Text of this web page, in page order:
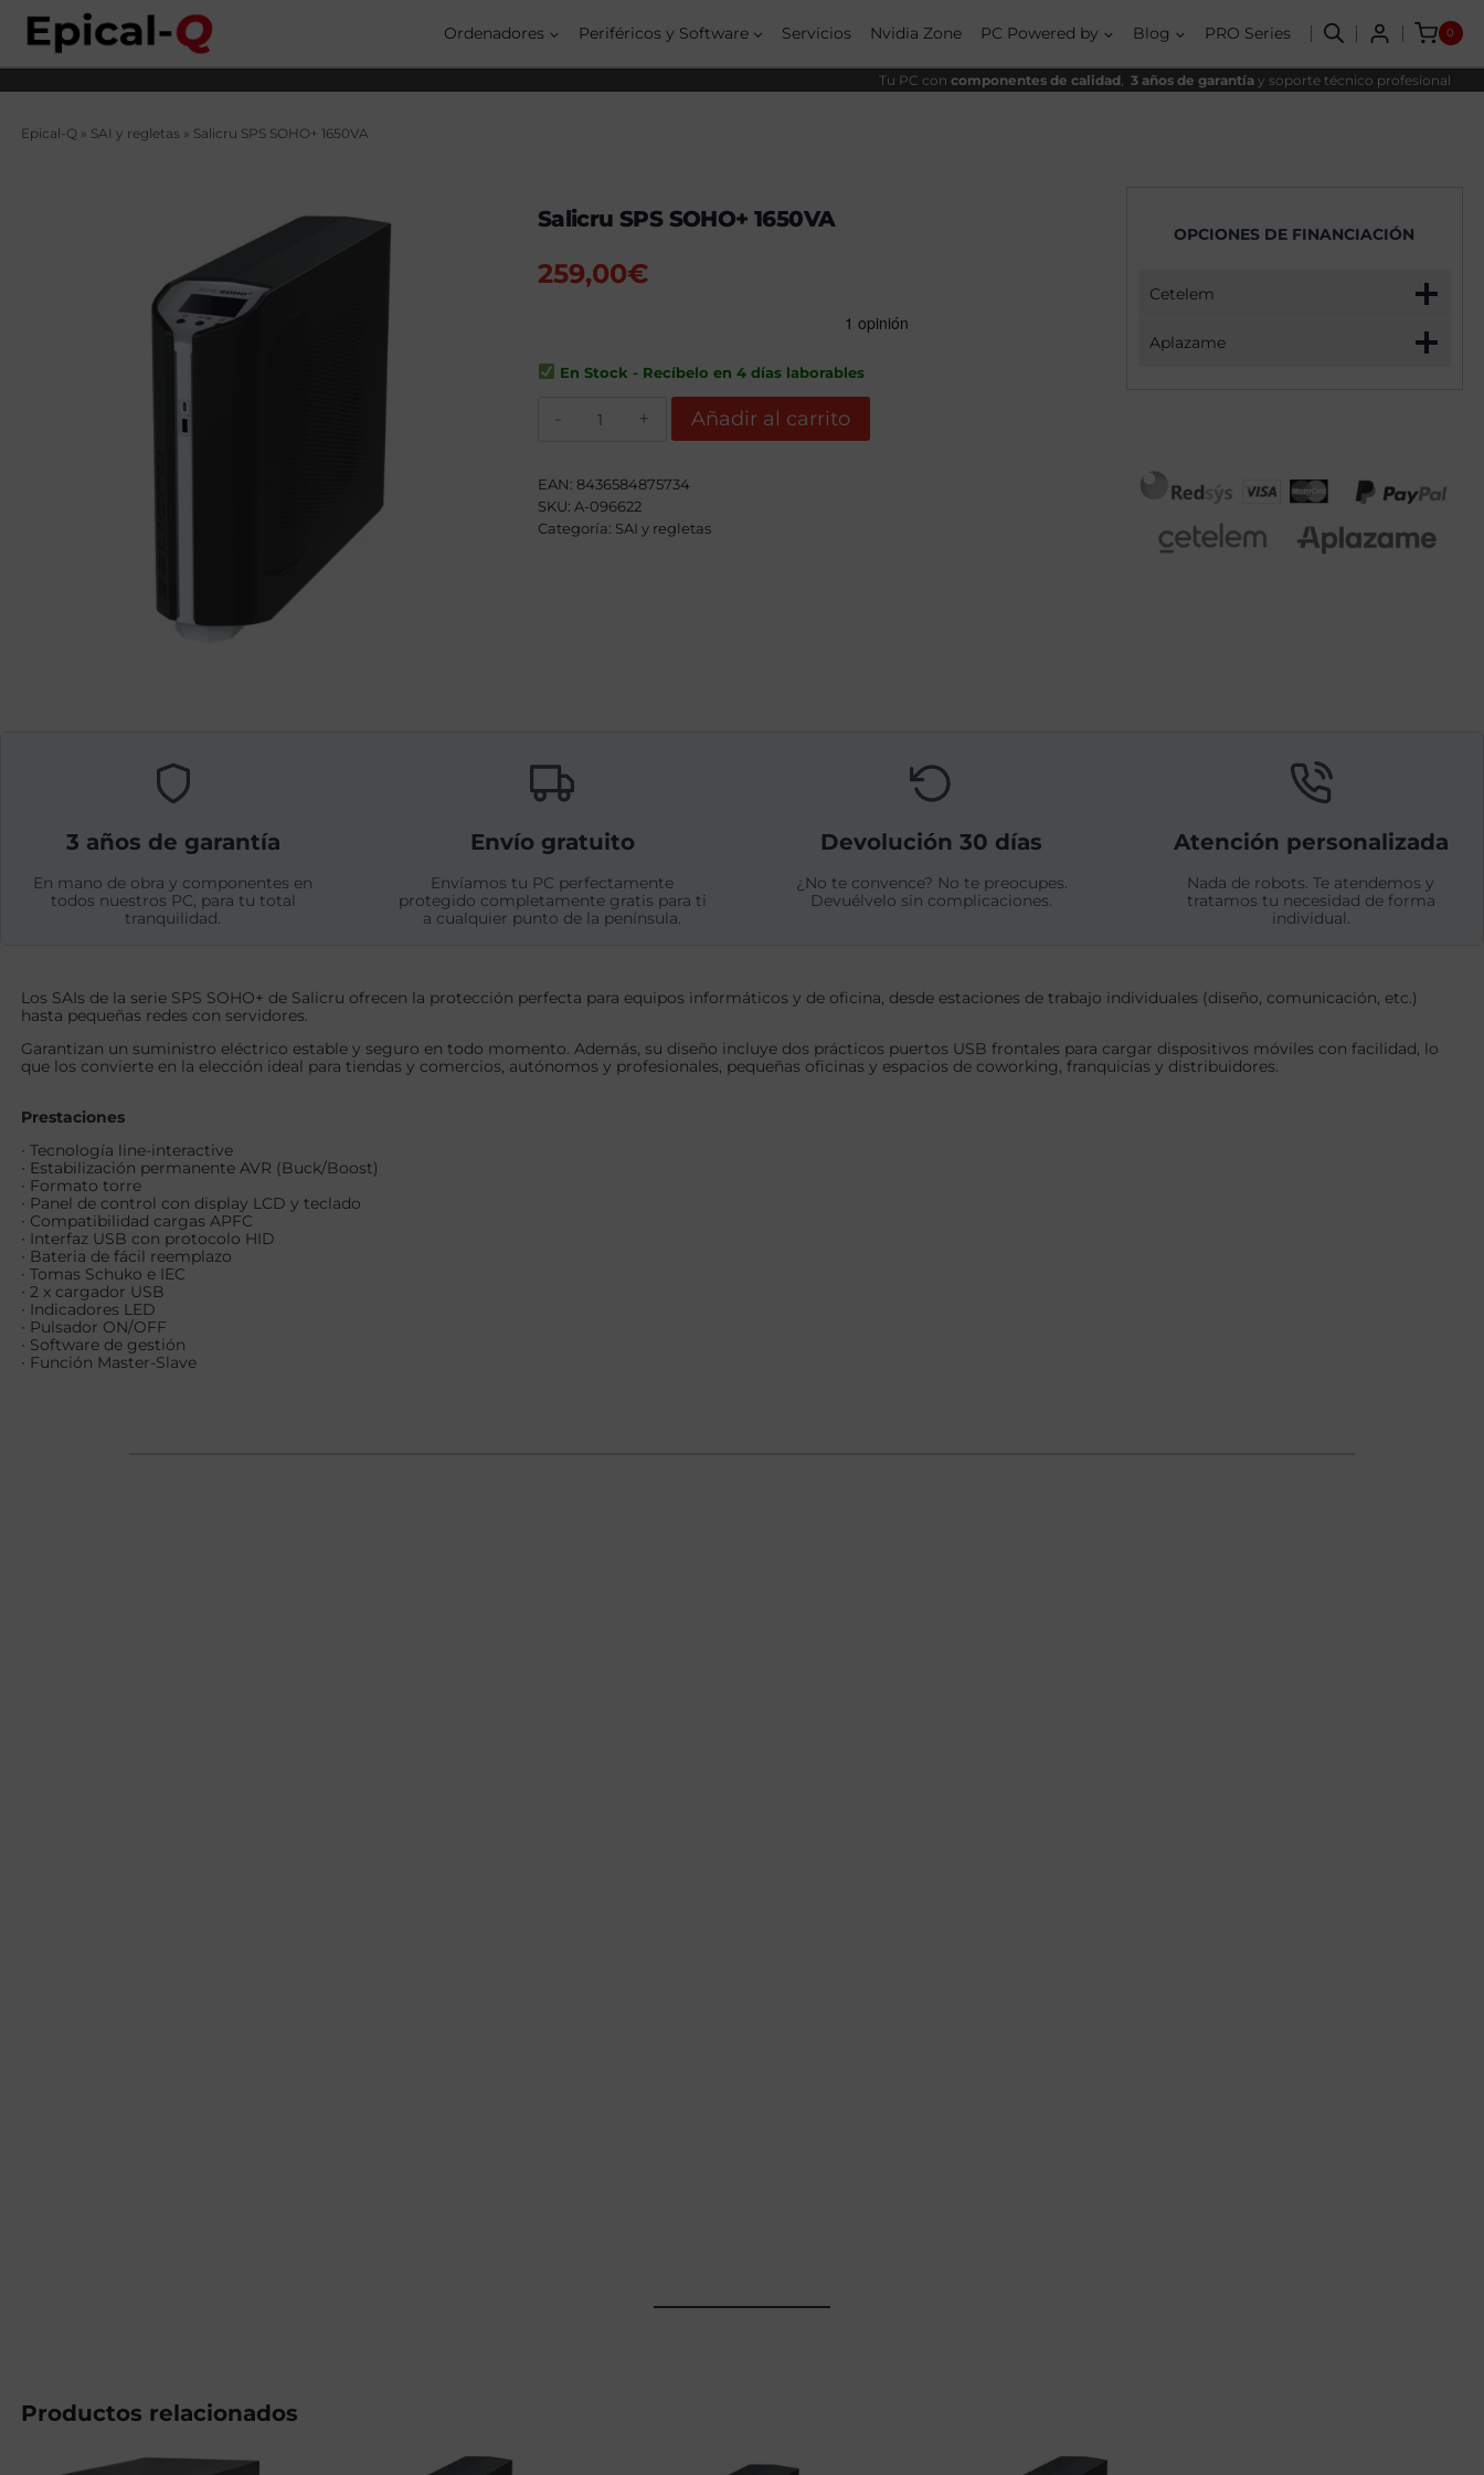
contenido
Ordenadores Periféricos y Software Servicios Nvidia Zone PC Powered by Blog PRO Series 0
Tu PC con componentes de calidad, 3 años de garantía y soporte técnico profesional
Epical-Q » SAI y regletas » Salicru SPS SOHO+ 1650VA
Salicru SPS SOHO+ 1650VA
259,00€
En Stock - Recíbelo en 4 días laborables
SPS
cantidad
Añadir al carrito
EAN: 8436584875734
SKU: A-096622
Categoría: SAI y regletas
OPCIONES DE FINANCIACIÓN
Cetelem
Aplazame
3 años de garantía
En mano de obra y componentes en
todos nuestros PC, para tu total
tranquilidad.
Envío gratuito
Envíamos tu PC perfectamente
protegido completamente gratis para ti
a cualquier punto de la península.
Devolución 30 días
¿No te convence? No te preocupes.
Devuélvelo sin complicaciones.
Atención personalizada
Nada de robots. Te atendemos y
tratamos tu necesidad de forma
individual.
Los SAIs de la serie SPS SOHO+ de Salicru ofrecen la protección perfecta para equipos informáticos y de oficina, desde estaciones de trabajo individuales (diseño, comunicación, etc.)
hasta pequeñas redes con servidores.
Garantizan un suministro eléctrico estable y seguro en todo momento. Además, su diseño incluye dos prácticos puertos USB frontales para cargar dispositivos móviles con facilidad, lo
que los convierte en la elección ideal para tiendas y comercios, autónomos y profesionales, pequeñas oficinas y espacios de coworking, franquicias y distribuidores.
Prestaciones
∙ Tecnología line-interactive
∙ Estabilización permanente AVR (Buck/Boost)
∙ Formato torre
∙ Panel de control con display LCD y teclado
∙ Compatibilidad cargas APFC
∙ Interfaz USB con protocolo HID
∙ Bateria de fácil reemplazo
∙ Tomas Schuko e IEC
∙ 2 x cargador USB
∙ Indicadores LED
∙ Pulsador ON/OFF
∙ Software de gestión
∙ Función Master-Slave
Productos relacionados
cantidad